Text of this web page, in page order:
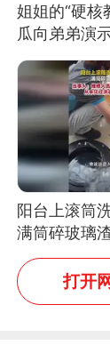
姐姐的“硬核
瓜向弟弟演
阳台上滚筒
满筒碎玻璃
称是人为原
洗衣机自爆
打开